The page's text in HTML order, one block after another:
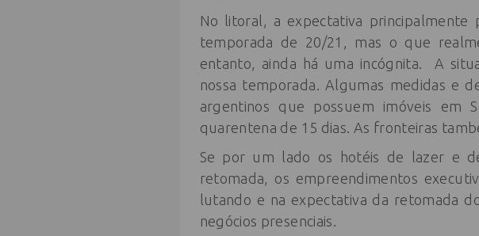
No litoral, a expectativa principalmente
temporada de 20/21, mas o que
entanto, ainda há uma incógnita. A
nossa temporada. Algumas medidas e
argentinos que possuem imóveis em
quarentena de 15 dias. As fronteiras
Se por um lado os hotéis de lazer e
retomada, os empreendimentos
lutando e na expectativa da retomada
negócios presenciais.